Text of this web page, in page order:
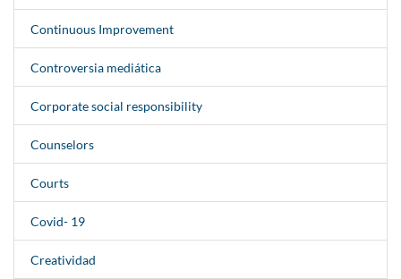
Continuous Improvement
Controversia mediática
Corporate social responsibility
Counselors
Courts
Covid- 19
Creatividad